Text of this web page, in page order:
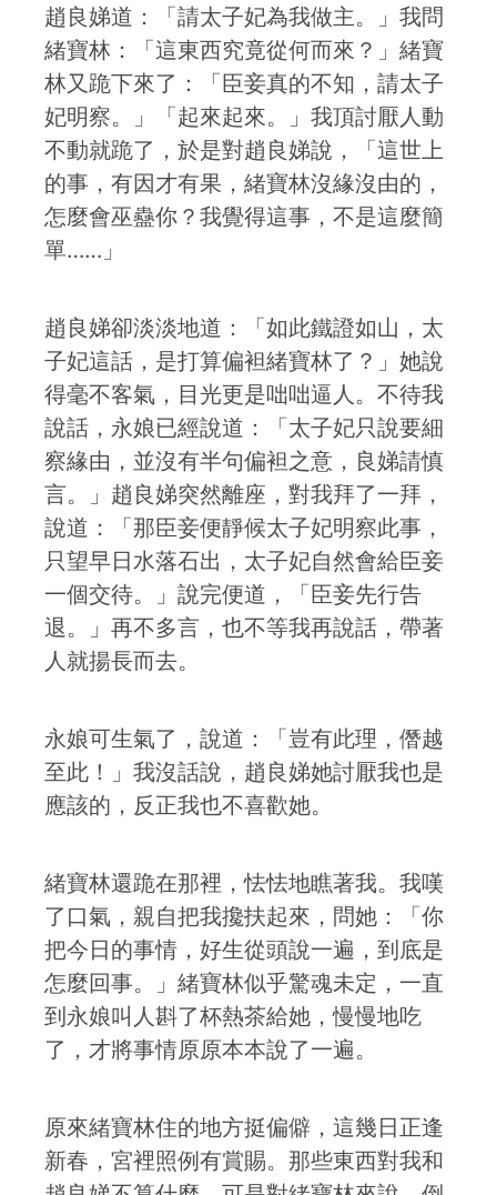
趙良娣道：「請太子妃為我做主。」我問
緒寶林：「這東西究竟從何而來？」緒寶
林又跪下來了：「臣妾真的不知，請太子
妃明察。」「起來起來。」我頂討厭人動
不動就跪了，於是對趙良娣說，「這世上
的事，有因才有果，緒寶林沒緣沒由的，
怎麼會巫蠱你？我覺得這事，不是這麼簡
單……」
趙良娣卻淡淡地道：「如此鐵證如山，太
子妃這話，是打算偏袒緒寶林了？」她說
得毫不客氣，目光更是咄咄逼人。不待我
說話，永娘已經說道：「太子妃只說要細
察緣由，並沒有半句偏袒之意，良娣請慎
言。」趙良娣突然離座，對我拜了一拜，
說道：「那臣妾便靜候太子妃明察此事，
只望早日水落石出，太子妃自然會給臣妾
一個交待。」說完便道，「臣妾先行告
退。」再不多言，也不等我再說話，帶著
人就揚長而去。
永娘可生氣了，說道：「豈有此理，僭越
至此！」我沒話說，趙良娣她討厭我也是
應該的，反正我也不喜歡她。
緒寶林還跪在那裡，怯怯地瞧著我。我嘆
了口氣，親自把我攙扶起來，問她：「你
把今日的事情，好生從頭說一遍，到底是
怎麼回事。」緒寶林似乎驚魂未定，一直
到永娘叫人斟了杯熱茶給她，慢慢地吃
了，才將事情原原本本說了一遍。
原來緒寶林住的地方挺偏僻，這幾日正逢
新春，宮裡照例有賞賜。那些東西對我和